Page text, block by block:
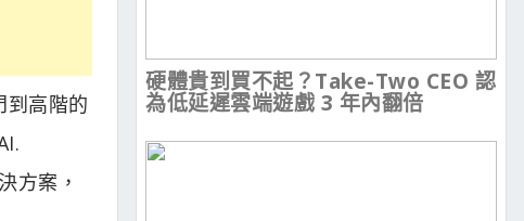
高階的
方案，
硬體貴到買不起？Take-Two CEO 認
為低延遲雲端遊戲 3 年內翻倍